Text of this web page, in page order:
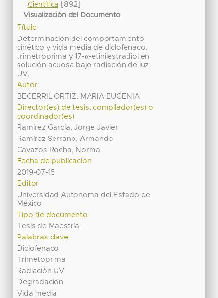
Científica[892]
Visualización del Documento
Título
Determinación del comportamiento
cinético y vida media de diclofenaco,
trimetroprima y 17-α-etinilestradiol en
solución acuosa bajo radiación de luz
UV.
Autor
BECERRIL ORTIZ, MARIA EUGENIA
Director(es) de tesis, compilador(es) o
coordinador(es)
Ramírez García, Jorge Javier
Ramírez Serrano, Armando
Cavazos Rocha, Norma
Fecha de publicación
2019-07-15
Editor
Universidad Autonoma del Estado de
México
Tipo de documento
Tesis de Maestría
Palabras clave
Diclofenaco
Trimetoprima
Radiación UV
Degradación
Vida media